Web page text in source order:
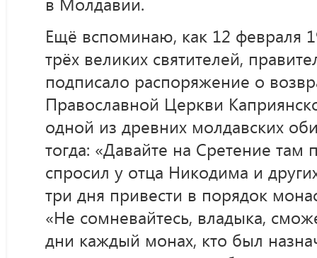
Ещё вспоминаю, как 12 февраля
трёх великих святителей,
подписало распоряжение о
Православной Церкви
одной из древних молдавских
тогда: «Давайте на Сретение
спросил у отца Никодима и
три дня привести в порядок
«Не сомневайтесь, владыка,
дни каждый монах, кто был